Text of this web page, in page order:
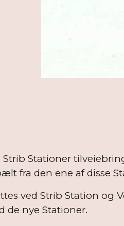
Strib Stationer
fra den ene af disse
ved Strib Station og
de nye Stationer.